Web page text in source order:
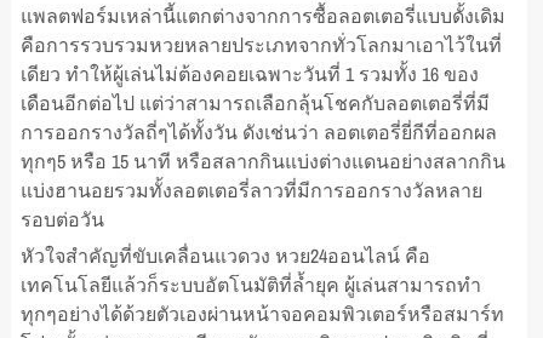
แพลตฟอร์มเหล่านี้แตกต่างจากการซื้อลอตเตอรี่แบบดั้งเดิม
คือการรวบรวมหวยหลายประเภทจากทั่วโลกมาเอาไว้ในที่
เดียว ทำให้ผู้เล่นไม่ต้องคอยเฉพาะวันที่ 1 รวมทั้ง 16 ของ
เดือนอีกต่อไป แต่ว่าสามารถเลือกลุ้นโชคกับลอตเตอรี่ที่มี
การออกรางวัลถี่ๆได้ทั้งวัน ดังเช่นว่า ลอตเตอรี่ยี่กีที่ออกผล
ทุกๆ5 หรือ 15 นาที หรือสลากกินแบ่งต่างแดนอย่างสลากกิน
แบ่งฮานอยรวมทั้งลอตเตอรี่ลาวที่มีการออกรางวัลหลาย
รอบต่อวัน
หัวใจสำคัญที่ขับเคลื่อนแวดวง หวย24ออนไลน์ คือ
เทคโนโลยีแล้วก็ระบบอัตโนมัติที่ล้ำยุค ผู้เล่นสามารถทำ
ทุกๆอย่างได้ด้วยตัวเองผ่านหน้าจอคอมพิวเตอร์หรือสมาร์ท